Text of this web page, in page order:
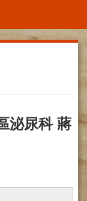
泌尿科 蔣